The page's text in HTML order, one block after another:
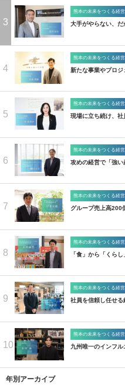
3
熊本の未来をつくる経
大手がやらない、
4
熊本の未来をつくる経
新たな事業やプロ
5
熊本の未来をつくる経
現場に立ち続け、
6
熊本の未来をつくる経
攻めの経営で「強
7
熊本の未来をつくる経
グループ売上高200
8
熊本の未来をつくる経
「食」から「くら
9
熊本の未来をつくる経
社員を信頼し任せ
10
熊本の未来をつくる経
九州唯一のインフ
年別アーカイブ